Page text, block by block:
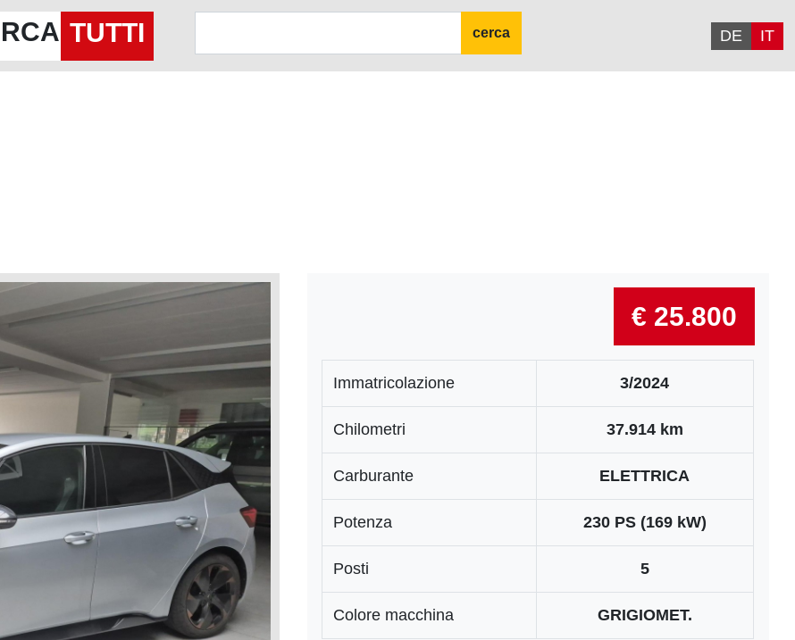
TUTTI cerca DE IT
€ 25.800
Immatricolazione 3/2024
Chilometri 37.914 km
Carburante ELETTRICA
Potenza 230 PS (169 kW)
Posti 5
Colore macchina GRIGIOMET.